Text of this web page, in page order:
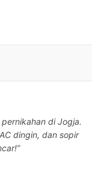
di Jogja.
dingin, dan sopir